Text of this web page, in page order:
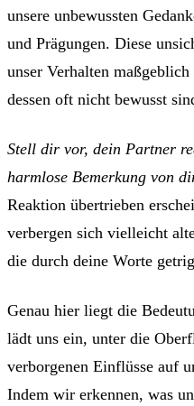
unsere unbewussten
und Prägungen. Diese
unser Verhalten
dessen oft nicht bewusst
Stell dir vor, dein Partner
harmlose Bemerkung von
Reaktion übertrieben
verbergen sich vielleicht
die durch deine Worte
Genau hier liegt die
lädt uns ein, unter die
verborgenen Einflüsse auf
Indem wir erkennen, was